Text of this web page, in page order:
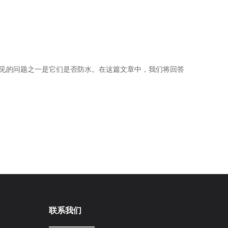
的问题之一是它们是否防水。在这篇文章中，我们将回答
联系我们